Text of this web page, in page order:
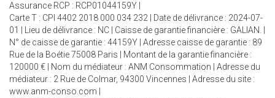
Assurance RCP : RCP01044159Y |
Carte T : CPI 4402 2018 000 034 232 | Date de délivrance : 2024-07-
01 | Lieu de délivrance : NC | Caisse de garantie financière : GALIAN. |
N° de caisse de garantie : 44159Y | Adresse caisse de garantie : 89
Rue de la Boétie 75008 Paris | Montant de la garantie financière :
120000 € | Nom du médiateur : ANM Consommation | Adresse du
médiateur : 2 Rue de Colmar, 94300 Vincennes | Adresse du site :
www.anm-conso.com